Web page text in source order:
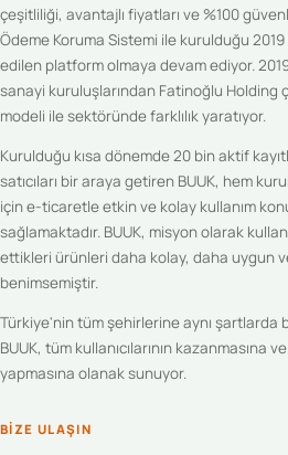
çeşitliliği, avantajlı fiyatları ve %100
Ödeme Koruma Sistemi ile kurulduğu
edilen platform olmaya devam ediyor.
sanayi kuruluşlarından Fatinoğlu Holding
modeli ile sektöründe farklılık yaratıyor.
Kurulduğu kısa dönemde 20 bin aktif kayıtlı
satıcıları bir araya getiren BUUK, hem
için e-ticaretle etkin ve kolay kullanım
sağlamaktadır. BUUK, misyon olarak
ettikleri ürünleri daha kolay, daha uygun
benimsemiştir.
Türkiye'nin tüm şehirlerine aynı şartlarda
BUUK, tüm kullanıcılarının kazanmasına
yapmasına olanak sunuyor.
BIZE ULAŞIN